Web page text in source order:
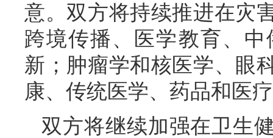
意。双方将持续推进在灾
跨境传播、医学教育、
新；肿瘤学和核医学、眼
康、传统医学、药品和医
双方将继续加强在卫生